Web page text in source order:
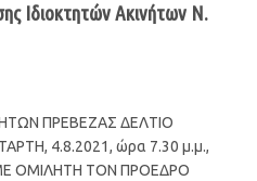
Ιδιοκτητών Ακινήτων Ν.
ΠΡΕΒΕΖΑΣ ΔΕΛΤΙΟ
4.8.2021, ώρα 7.30 μ.μ.,
ΟΜΙΛΗΤΗ ΤΟΝ ΠΡΟΕΔΡΟ